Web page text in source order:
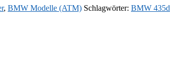
, BMW Modelle (ATM) Schlagwörter: BMW 435d